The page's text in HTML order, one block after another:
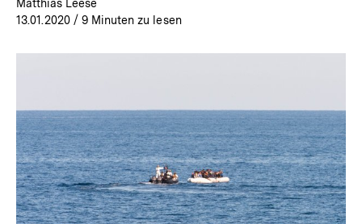
Matthias Leese
13.01.2020/ 9 Minuten zu lesen